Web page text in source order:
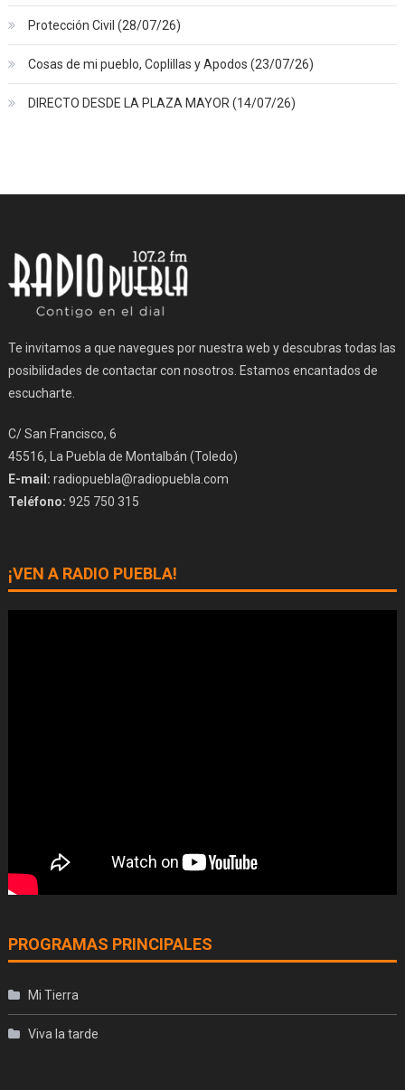
Protección Civil (28/07/26)
Cosas de mi pueblo, Coplillas y Apodos (23/07/26)
DIRECTO DESDE LA PLAZA MAYOR (14/07/26)
Te invitamos a que navegues por nuestra web y descubras todas las
posibilidades de contactar con nosotros. Estamos encantados de
escucharte.
C/ San Francisco, 6
45516, La Puebla de Montalbán (Toledo)
E-mail: radiopuebla@radiopuebla.com
Teléfono: 925 750 315
¡VEN A RADIO PUEBLA!
PROGRAMAS PRINCIPALES
Mi Tierra
Viva la tarde